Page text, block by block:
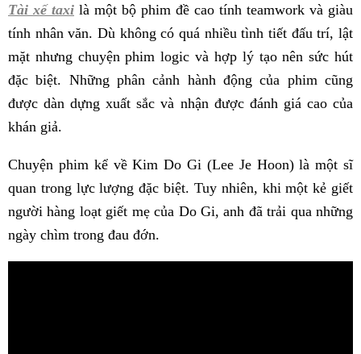
Tài xế taxi là một bộ phim đề cao tính teamwork và giàu
tính nhân văn. Dù không có quá nhiều tình tiết đấu trí, lật
mặt nhưng chuyện phim logic và hợp lý tạo nên sức hút
đặc biệt. Những phân cảnh hành động của phim cũng
được dàn dựng xuất sắc và nhận được đánh giá cao của
khán giả.
Chuyện phim kể về Kim Do Gi (Lee Je Hoon) là một sĩ
quan trong lực lượng đặc biệt. Tuy nhiên, khi một kẻ giết
người hàng loạt giết mẹ của Do Gi, anh đã trải qua những
ngày chìm trong đau đớn.